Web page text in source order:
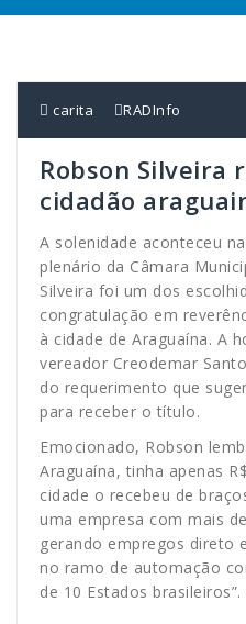
carita RADInfo
Robson Silveira
cidadão
A solenidade aconteceu
plenário da Câmara
Silveira foi um dos
congratulação em
à cidade de Araguaína. A
vereador Creodemar
do requerimento que
para receber o título.
Emocionado, Robson
Araguaína, tinha apenas
cidade o recebeu de
uma empresa com mais
gerando empregos direto
no ramo de automação
de 10 Estados brasileiros”.